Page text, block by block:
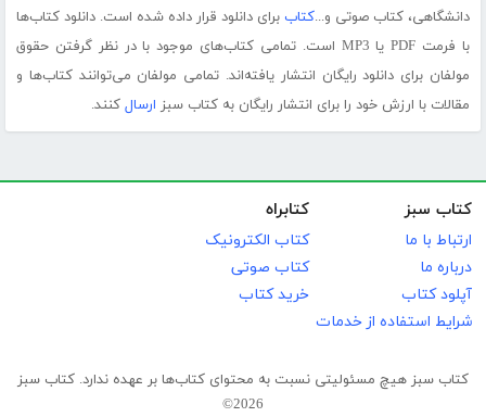
دانشگاهی، کتاب صوتی و...کتاب برای دانلود قرار داده شده است. دانلود کتاب‌ها
با فرمت PDF یا MP3 است. تمامی کتاب‌های موجود با در نظر گرفتن حقوق
مولفان برای دانلود رایگان انتشار یافته‌اند. تمامی مولفان می‌توانند کتاب‌ها و
مقالات با ارزش خود را برای انتشار رایگان به کتاب سبز ارسال کنند.
کتاب سبز
ارتباط با ما
درباره ما
آپلود کتاب
شرایط استفاده از خدمات
کتابراه
کتاب الکترونیک
کتاب صوتی
خرید کتاب
کتاب سبز هیچ مسئولیتی نسبت به محتوای کتاب‌ها بر عهده ندارد. کتاب سبز
2026©